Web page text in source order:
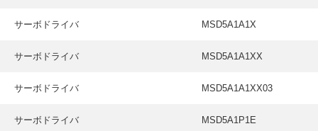
サーボドライバ MSD5A1A1X
サーボドライバ MSD5A1A1XX
サーボドライバ MSD5A1A1XX03
サーボドライバ MSD5A1P1E